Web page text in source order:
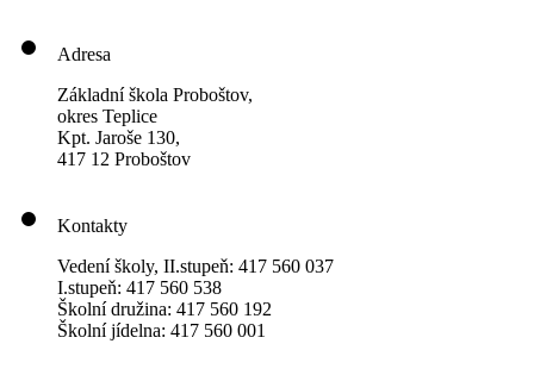
Adresa
Základní škola Proboštov,
okres Teplice
Kpt. Jaroše 130,
417 12 Proboštov
Kontakty
Vedení školy, II.stupeň: 417 560 037
I.stupeň: 417 560 538
Školní družina: 417 560 192
Školní jídelna: 417 560 001